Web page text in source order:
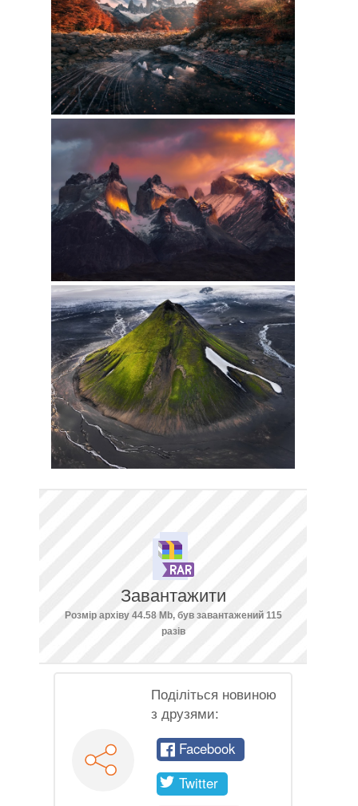
Завантажити
Розмір архіву 44.58 Mb, був завантажений 115
разів
Поділіться новиною
з друзями:
Facebook
Twitter